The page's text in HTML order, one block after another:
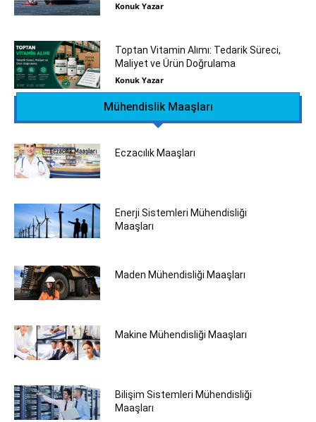
Konuk Yazar
Toptan Vitamin Alımı: Tedarik Süreci,
Maliyet ve Ürün Doğrulama
Konuk Yazar
Mühendislik Maaşları
Eczacılık Maaşları
Enerji Sistemleri Mühendisliği
Maaşları
Maden Mühendisliği Maaşları
Makine Mühendisliği Maaşları
Bilişim Sistemleri Mühendisliği
Maaşları